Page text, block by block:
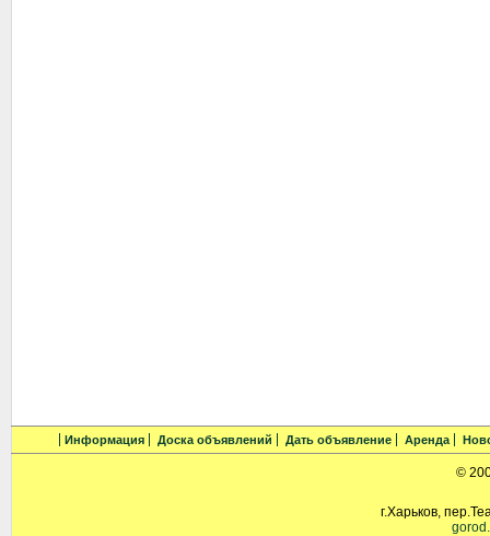
Информация Доска объявлений Дать объявление Аренда
©
г.Харьков,